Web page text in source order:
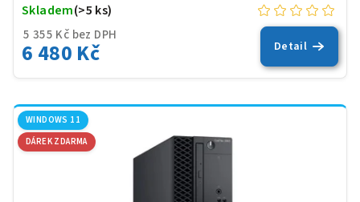
5 355 Kč bez DPH
6 480 Kč
Skladem(>5 ks)
Detail
WINDOWS 11
DÁREK ZDARMA